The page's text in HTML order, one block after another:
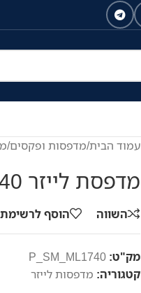
עמוד הבית/מדפסות ופקסים/
מדפסת לייזר Samsung ML-1740
השווה הוסף
מק"ט: P_SM_ML1740
קטגוריה: מדפסות לייזר